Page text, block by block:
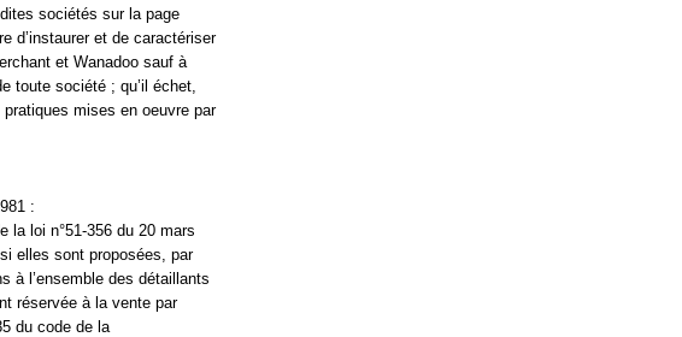
sociétés sur la page
d’instaurer et de caractériser
et Wanadoo sauf à
toute société ; qu’il échet,
mises en oeuvre par
:
la loi n°51-356 du 20 mars
elles sont proposées, par
à l’ensemble des détaillants
réservée à la vente par
du code de la